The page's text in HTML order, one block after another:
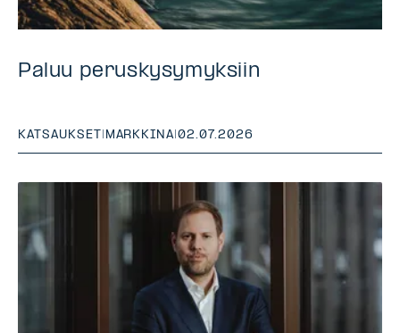
Paluu peruskysymyksiin
KATSAUKSET MARKKINA |02.07.2026